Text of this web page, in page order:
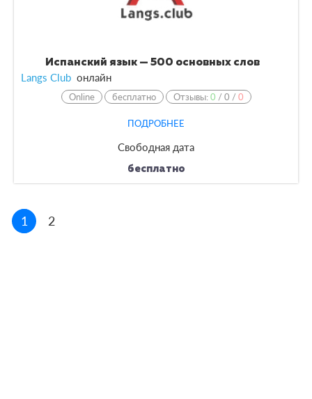
Испанский язык — 500 основных слов
Langs Club онлайн
Online бесплатно Отзывы:0 /0 /0
ПОДРОБНЕЕ
Свободная дата
бесплатно
1 2